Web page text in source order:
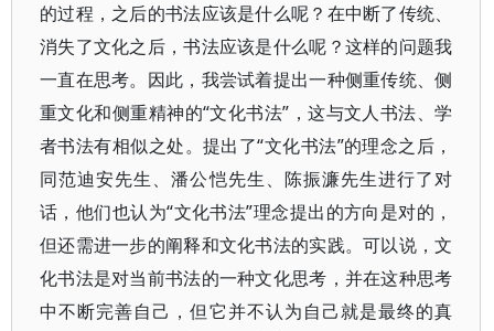
的过程，之后的书法应该是什么呢？在中断了传统、
消失了文化之后，书法应该是什么呢？这样的问题我
一直在思考。因此，我尝试着提出一种侧重传统、侧
重文化和侧重精神的“文化书法”，这与文人书法、学
者书法有相似之处。提出了“文化书法”的理念之后，
同范迪安先生、潘公恺先生、陈振濂先生进行了对
话，他们也认为“文化书法”理念提出的方向是对的，
但还需进一步的阐释和文化书法的实践。可以说，文
化书法是对当前书法的一种文化思考，并在这种思考
中不断完善自己，但它并不认为自己就是最终的真